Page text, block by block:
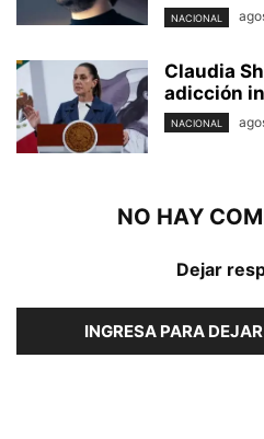
NACIONAL
Claudia
adicción
NACIONAL
NO HAY
Dejar
INGRESA PARA